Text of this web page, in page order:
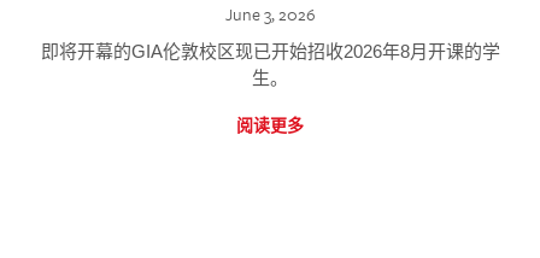
June 3, 2026
即将开幕的GIA伦敦校区现已开始招收2026年8月开课的学
生。
阅读更多